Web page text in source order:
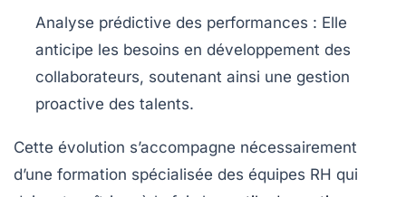
Analyse prédictive des performances : Elle
anticipe les besoins en développement des
collaborateurs, soutenant ainsi une gestion
proactive des talents.
Cette évolution s’accompagne nécessairement
d’une formation spécialisée des équipes RH qui